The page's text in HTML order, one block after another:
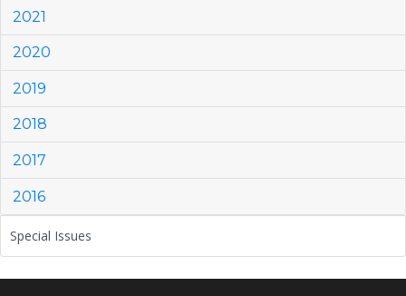
2021
2020
2019
2018
2017
2016
Special Issues